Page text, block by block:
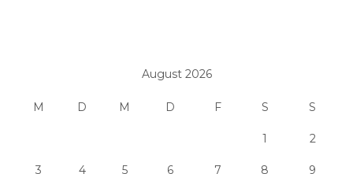
August 2026
M D M D F S S
1 2
3 4 5 6 7 8 9